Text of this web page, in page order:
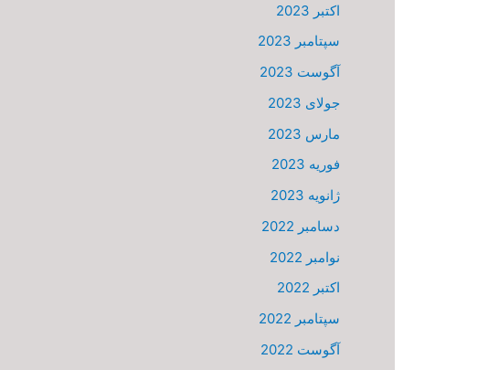
اکتبر 2023
سپتامبر 2023
آگوست 2023
جولای 2023
مارس 2023
فوریه 2023
ژانویه 2023
دسامبر 2022
نوامبر 2022
اکتبر 2022
سپتامبر 2022
آگوست 2022